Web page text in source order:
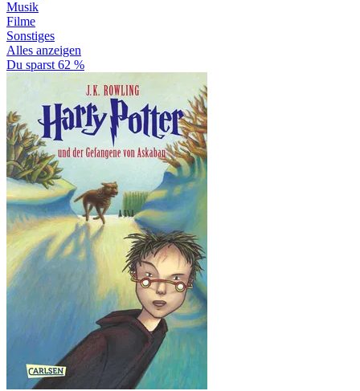
Musik
Filme
Sonstiges
Alles anzeigen
Du sparst 62 %